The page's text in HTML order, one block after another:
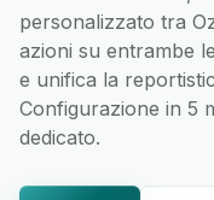
personalizzato tra
azioni su entrambe
e unifica la
Configurazione in 5
dedicato.